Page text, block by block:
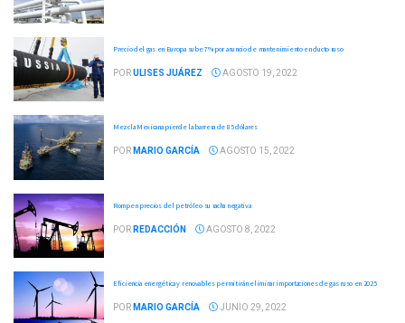
Precio del gas en Europa sube 7% por anuncio de mantenimiento en ducto ruso
PORULISES JUÁREZ AGOSTO 19, 2022
Mezcla Mexicana pierde la barrera de 85 dólares
POR MARIO GARCÍA AGOSTO 15, 2022
Rompen precios del petróleo su racha negativa
POR REDACCIÓN AGOSTO 8, 2022
Eficiencia energética y renovables permitirán eliminar importaciones de gas ruso en 2025
POR MARIO GARCÍA JUNIO 29, 2022